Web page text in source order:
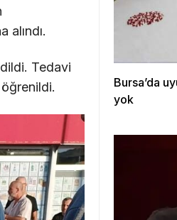
alındı.
Tedavi
Bursa’da
yok